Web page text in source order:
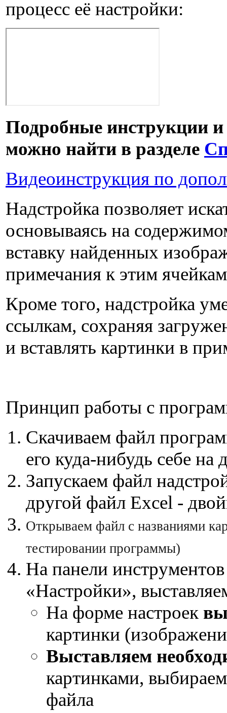
процесс её настройки:
Подробные инструкции
можно найти в разделе
Видеоинструкция по
Надстройка позволяет
основываясь на
вставку найденных
примечания к этим
Кроме того, надстройка
ссылкам, сохраняя
и вставлять картинки в
Принцип работы с
Скачиваем файл
его куда-нибудь себе
Запускаем файл
другой файл Excel -
Открываем файл с названиями
тестировании программы)
На панели
«Настройки»,
На форме настроек
картинки
Выставляем
картинками,
файла